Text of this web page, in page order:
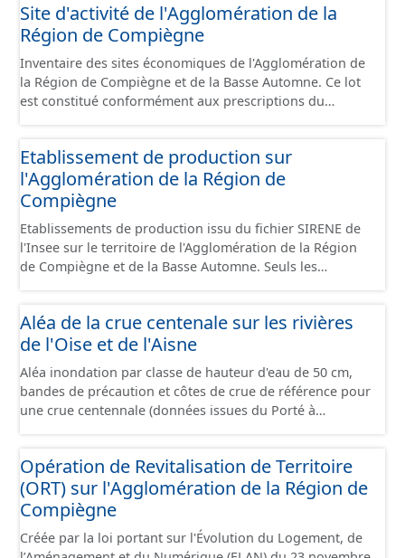
Site d'activité de l'Agglomération de la
Région de Compiègne
Inventaire des sites économiques de l'Agglomération de
la Région de Compiègne et de la Basse Automne. Ce lot
est constitué conformément aux prescriptions du
Etablissement de production sur
l'Agglomération de la Région de
Compiègne
Etablissements de production issu du fichier SIRENE de
l'Insee sur le territoire de l'Agglomération de la Région
de Compiègne et de la Basse Automne. Seuls les
et structurés conformément aux prescriptions du
standard CNIG Sites Economiques. Ce lot ne contient pas
jour. Il est filtré au-delà des prescriptions du CNIG se
limitant aux SCI.
Aléa de la crue centenale sur les rivières
de l'Oise et de l'Aisne
Aléa inondation par classe de hauteur d'eau de 50 cm,
bandes de précaution et côtes de crue de référence pour
une crue centennale (données issues du Porté à
Opération de Revitalisation de Territoire
(ORT) sur l'Agglomération de la Région de
Compiègne
Créée par la loi portant sur l'Évolution du Logement, de